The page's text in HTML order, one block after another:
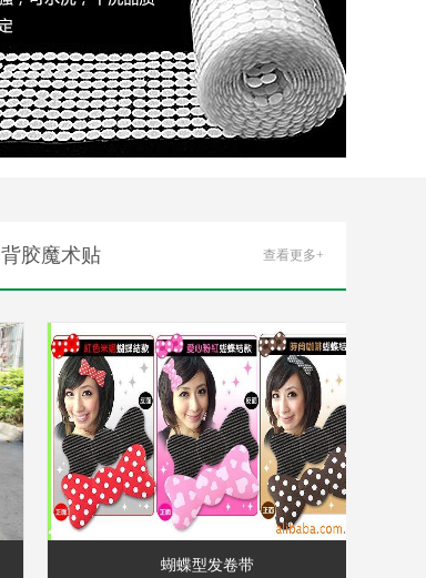
背胶魔术贴 查看更多+
蝴蝶型发卷带